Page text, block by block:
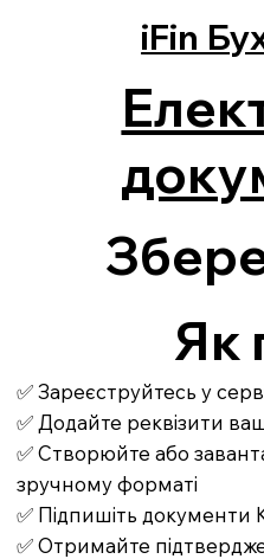
iFin
✅ Зареєструйтесь у
✅ Додайте реквізити
✅ Створюйте або
зручному форматі
✅ Підпишіть документи
✅ Отримайте
Як